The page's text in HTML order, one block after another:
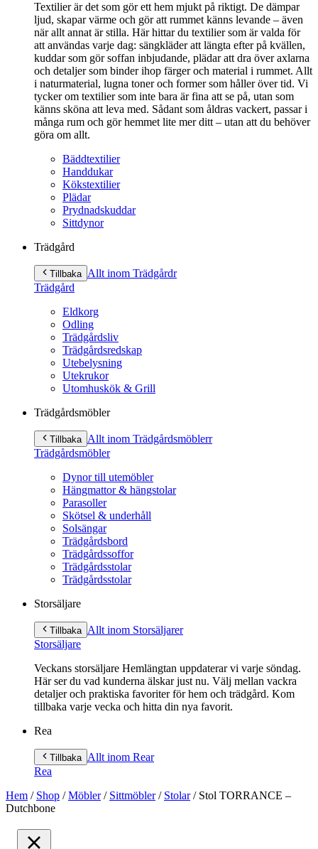
Textilier är det som gör ett hem mjukt på riktigt. De dämpar
ljud, skapar värme och gör att rummet känns levande – även
när allt annat är stilla. Här hittar du textilier som är valda för
att användas varje dag: sängkläder att längta efter på kvällen,
kuddar som gör soffan inbjudande, plädar att dra över axlarna
och detaljer som binder ihop färger och material i rummet. Allt
i naturmaterial, lugna toner och former som håller över tid. Vi
tycker om textilier som inte bara är fina att se på, utan som
känns sköna att leva med. Sådant som åldras vackert, passar i
många rum och gör hemmet lite mer ditt – utan att du behöver
göra om allt.
Bäddtextilier
Handdukar
Kökstextilier
Plädar
Prydnadskuddar
Sittdynor
Trädgård
Tillbaka Allt inom Trädgårdr
Trädgård
Eldkorg
Odling
Trädgårdsliv
Trädgårdsredskap
Utebelysning
Utekrukor
Utomhuskök & Grill
Trädgårdsmöbler
Tillbaka Allt inom Trädgårdsmöblerr
Trädgårdsmöbler
Dynor till utemöbler
Hängmattor & hängstolar
Parasoller
Skötsel & underhåll
Solsängar
Trädgårdsbord
Trädgårdssoffor
Trädgårdsstolar
Trädgårdsstolar
Storsäljare
Tillbaka Allt inom Storsäljarer
Storsäljare
Veckans storsäljare Hemlängtan uppdaterar vi varje söndag.
Här ser du vad kunderna älskar just nu. Välj mellan vackra
detaljer och praktiska favoriter för hem och trädgård. Kom
tillbaka varje vecka och hitta din nya favorit.
Rea
Tillbaka Allt inom Rear
Rea
Hem / Shop /Möbler/ Sittmöbler/ Stolar/ Stol TORRANCE –
Dutchbone